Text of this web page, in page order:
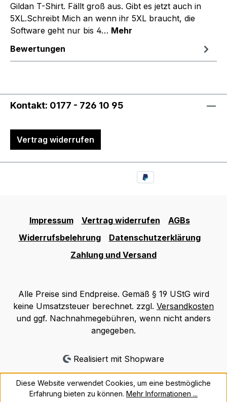
Gildan T-Shirt. Fällt groß aus. Gibt es jetzt auch in
5XL.Schreibt Mich an wenn ihr 5XL braucht, die
Software geht nur bis 4… Mehr
Bewertungen
Kontakt: 0177 - 726 10 95
Vertrag widerrufen
Impressum Vertrag widerrufen
AGBs
Widerrufsbelehrung
Datenschutzerklärung
Zahlung und Versand
Alle Preise sind Endpreise. Gemäß § 19 UStG wird
keine Umsatzsteuer berechnet. zzgl. Versandkosten
und ggf. Nachnahmegebühren, wenn nicht anders
angegeben.
Realisiert mit Shopware
Diese Website verwendet Cookies, um eine bestmögliche
Erfahrung bieten zu können. Mehr Informationen ...